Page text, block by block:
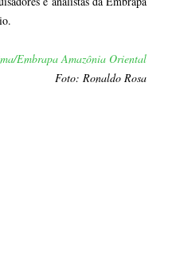
Embrapa Amazônia Oriental
Foto: Ronaldo Rosa